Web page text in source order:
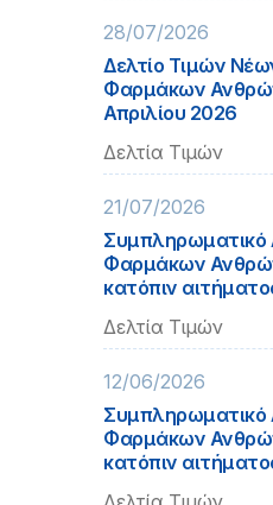
28/07/2026
Δελτίο Τιμών
Φαρμάκων
Απριλίου 2026
Δελτία Τιμών
21/07/2026
Συμπληρωματικό
Φαρμάκων
κατόπιν
Δελτία Τιμών
12/06/2026
Συμπληρωματικό
Φαρμάκων
κατόπιν